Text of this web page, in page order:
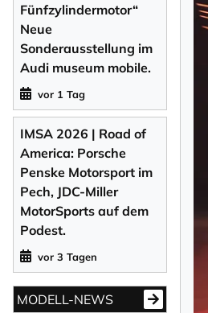
Fünfzylindermotor“
Neue
Sonderausstellung im
Audi museum mobile.
vor 1 Tag
IMSA 2026 | Road of
America: Porsche
Penske Motorsport im
Pech, JDC-Miller
MotorSports auf dem
Podest.
vor 3 Tagen
MODELL-NEWS